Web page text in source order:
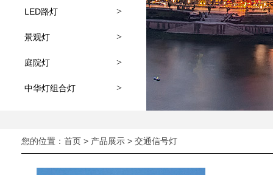
LED路灯 >
景观灯 >
庭院灯 >
中华灯组合灯 >
您的位置： 首页 > 产品展示 > 交通信号灯